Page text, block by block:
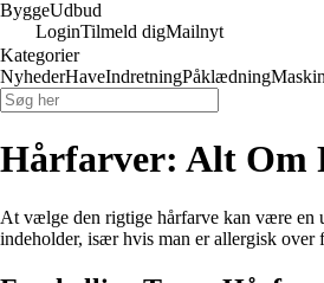
ByggeUdbud
LoginTilmeld digMailnyt
Kategorier
NyhederHaveIndretningPåklædning
Hårfarver: Alt Om
At vælge den rigtige hårfarve kan være en
indeholder, især hvis man er allergisk over